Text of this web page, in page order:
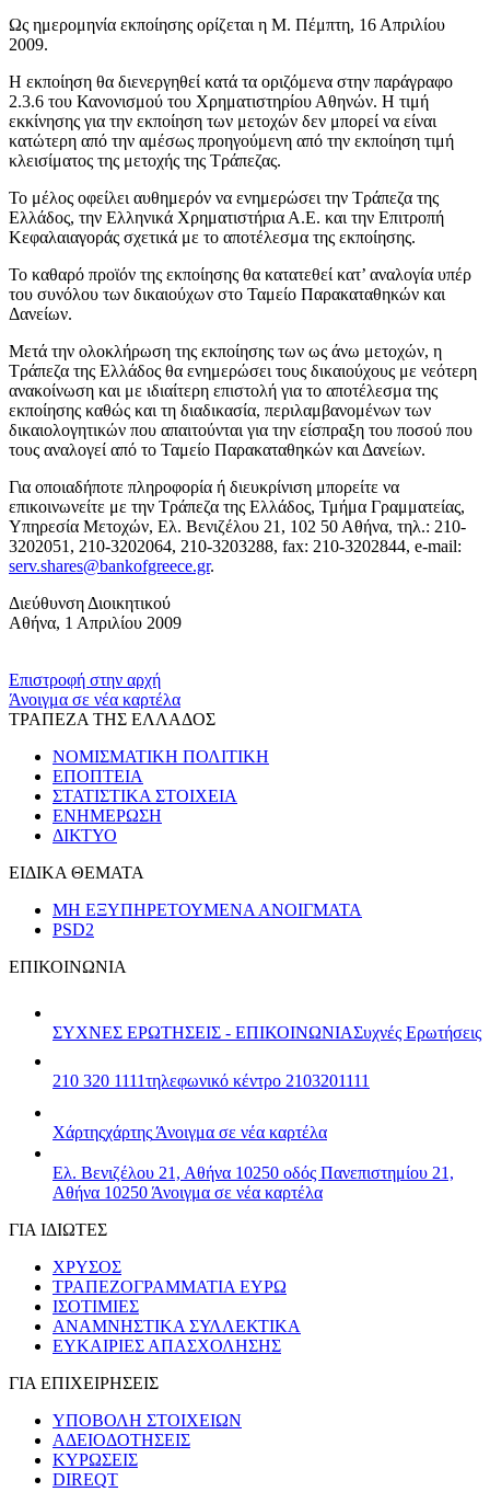
Ως ημερομηνία εκποίησης ορίζεται η Μ. Πέμπτη, 16 Απριλίου
2009.
Η εκποίηση θα διενεργηθεί κατά τα οριζόμενα στην παράγραφο
2.3.6 του Κανονισμού του Χρηματιστηρίου Αθηνών. Η τιμή
εκκίνησης για την εκποίηση των μετοχών δεν μπορεί να είναι
κατώτερη από την αμέσως προηγούμενη από την εκποίηση τιμή
κλεισίματος της μετοχής της Τράπεζας.
Το μέλος οφείλει αυθημερόν να ενημερώσει την Τράπεζα της
Ελλάδος, την Ελληνικά Χρηματιστήρια Α.Ε. και την Επιτροπή
Κεφαλαιαγοράς σχετικά με το αποτέλεσμα της εκποίησης.
Το καθαρό προϊόν της εκποίησης θα κατατεθεί κατ’ αναλογία υπέρ
του συνόλου των δικαιούχων στο Ταμείο Παρακαταθηκών και
Δανείων.
Μετά την ολοκλήρωση της εκποίησης των ως άνω μετοχών, η
Τράπεζα της Ελλάδος θα ενημερώσει τους δικαιούχους με νεότερη
ανακοίνωση και με ιδιαίτερη επιστολή για το αποτέλεσμα της
εκποίησης καθώς και τη διαδικασία, περιλαμβανομένων των
δικαιολογητικών που απαιτούνται για την είσπραξη του ποσού που
τους αναλογεί από το Ταμείο Παρακαταθηκών και Δανείων.
Για οποιαδήποτε πληροφορία ή διευκρίνιση μπορείτε να
επικοινωνείτε με την Τράπεζα της Ελλάδος, Τμήμα Γραμματείας,
Υπηρεσία Μετοχών, Ελ. Βενιζέλου 21, 102 50 Αθήνα, τηλ.: 210-
3202051, 210-3202064, 210-3203288, fax: 210-3202844, e-mail:
serv.shares@bankofgreece.gr.
Διεύθυνση Διοικητικού
Αθήνα, 1 Απριλίου 2009
Επιστροφή στην αρχή
Άνοιγμα σε νέα καρτέλα
ΤΡΑΠΕΖΑ ΤΗΣ ΕΛΛΑΔΟΣ
ΝΟΜΙΣΜΑΤΙΚΗ ΠΟΛΙΤΙΚΗ
ΕΠΟΠΤΕΙΑ
ΣΤΑΤΙΣΤΙΚΑ ΣΤΟΙΧΕΙΑ
ΕΝΗΜΕΡΩΣΗ
ΔΙΚΤΥΟ
ΕΙΔΙΚΑ ΘΕΜΑΤΑ
ΜΗ ΕΞΥΠΗΡΕΤΟΥΜΕΝΑ ΑΝΟΙΓΜΑΤΑ
PSD2
ΕΠΙΚΟΙΝΩΝΙΑ
ΣΥΧΝΕΣ ΕΡΩΤΗΣΕΙΣ - ΕΠΙΚΟΙΝΩΝΙΑΣυχνές Ερωτήσεις
210 320 1111τηλεφωνικό κέντρο 2103201111
Χάρτηςχάρτης Άνοιγμα σε νέα καρτέλα
Ελ. Βενιζέλου 21, Αθήνα 10250 οδός Πανεπιστημίου 21,
Αθήνα 10250 Άνοιγμα σε νέα καρτέλα
ΓΙΑ ΙΔΙΩΤΕΣ
ΧΡΥΣΟΣ
ΤΡΑΠΕΖΟΓΡΑΜΜΑΤΙΑ ΕΥΡΩ
ΙΣΟΤΙΜΙΕΣ
ΑΝΑΜΝΗΣΤΙΚΑ ΣΥΛΛΕΚΤΙΚΑ
ΕΥΚΑΙΡΙΕΣ ΑΠΑΣΧΟΛΗΣΗΣ
ΓΙΑ ΕΠΙΧΕΙΡΗΣΕΙΣ
ΥΠΟΒΟΛΗ ΣΤΟΙΧΕΙΩΝ
ΑΔΕΙΟΔΟΤΗΣΕΙΣ
ΚΥΡΩΣΕΙΣ
DIREQT